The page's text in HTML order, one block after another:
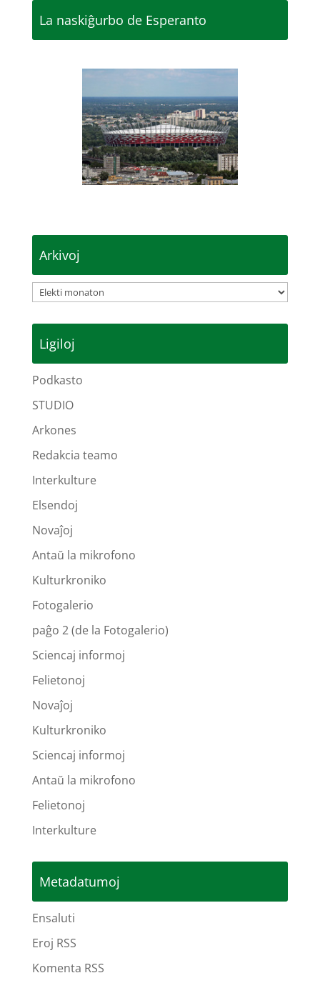
La naskiĝurbo de Esperanto
Arkivoj
Arkivoj
Ligiloj
Podkasto
STUDIO
Arkones
Redakcia teamo
Interkulture
Elsendoj
Novaĵoj
Antaŭ la mikrofono
Kulturkroniko
Fotogalerio
paĝo 2 (de la Fotogalerio)
Sciencaj informoj
Felietonoj
Novaĵoj
Kulturkroniko
Sciencaj informoj
Antaŭ la mikrofono
Felietonoj
Interkulture
Metadatumoj
Ensaluti
Eroj RSS
Komenta RSS